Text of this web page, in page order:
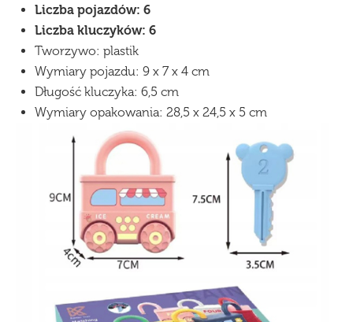
Liczba pojazdów: 6
Liczba kluczyków: 6
Tworzywo: plastik
Wymiary pojazdu: 9 x 7 x 4 cm
Długość kluczyka: 6,5 cm
Wymiary opakowania: 28,5 x 24,5 x 5 cm